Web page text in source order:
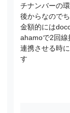
チナンバーの
後からなので
金額的には
ahamoで2回線
連携させる時
す